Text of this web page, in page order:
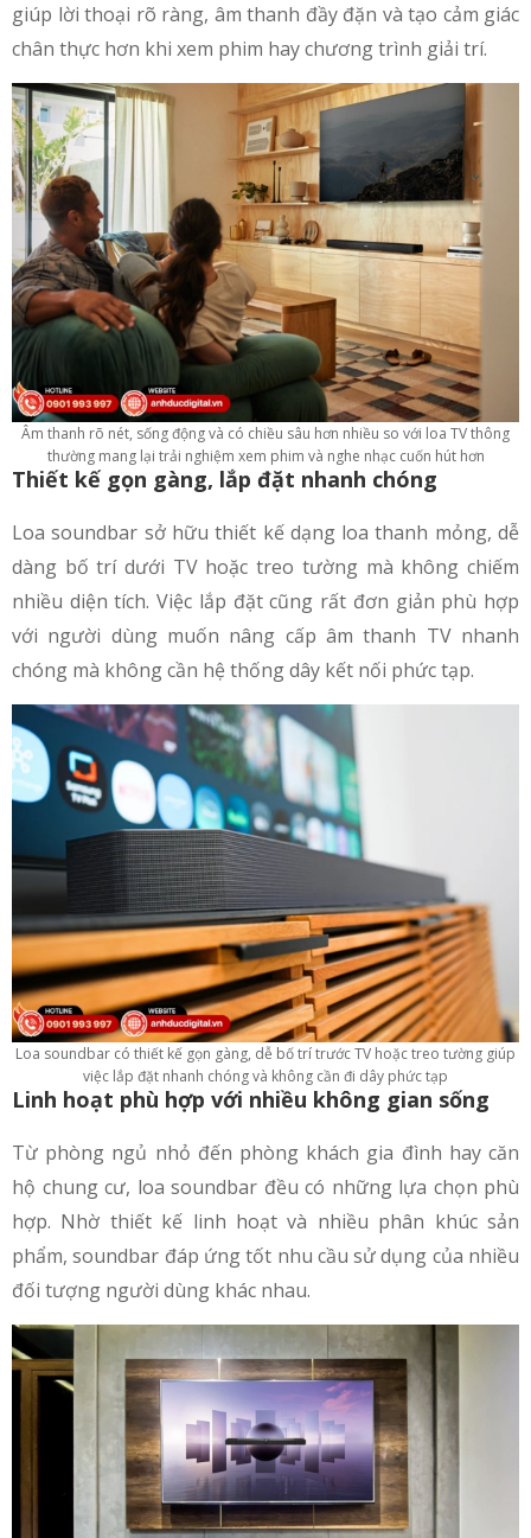
giúp lời thoại rõ ràng, âm thanh đầy đặn và tạo cảm giác
chân thực hơn khi xem phim hay chương trình giải trí.
Âm thanh rõ nét, sống động và có chiều sâu hơn nhiều so với loa TV thông
thường mang lại trải nghiệm xem phim và nghe nhạc cuốn hút hơn
Thiết kế gọn gàng, lắp đặt nhanh chóng
Loa soundbar sở hữu thiết kế dạng loa thanh mỏng, dễ
dàng bố trí dưới TV hoặc treo tường mà không chiếm
nhiều diện tích. Việc lắp đặt cũng rất đơn giản phù hợp
với người dùng muốn nâng cấp âm thanh TV nhanh
chóng mà không cần hệ thống dây kết nối phức tạp.
Loa soundbar có thiết kế gọn gàng, dễ bố trí trước TV hoặc treo tường giúp
việc lắp đặt nhanh chóng và không cần đi dây phức tạp
Linh hoạt phù hợp với nhiều không gian sống
Từ phòng ngủ nhỏ đến phòng khách gia đình hay căn
hộ chung cư, loa soundbar đều có những lựa chọn phù
hợp. Nhờ thiết kế linh hoạt và nhiều phân khúc sản
phẩm, soundbar đáp ứng tốt nhu cầu sử dụng của nhiều
đối tượng người dùng khác nhau.